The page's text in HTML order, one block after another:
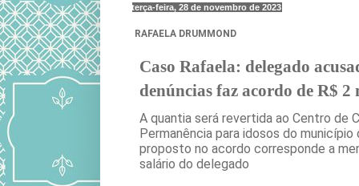
terça-feira, 28 de novembro de 2023
RAFAELA DRUMMOND
Caso Rafaela: delegado
denúncias faz acordo de R$ 2
A quantia será revertida ao Centro de
Permanência para idosos do município
proposto no acordo corresponde a
salário do delegado